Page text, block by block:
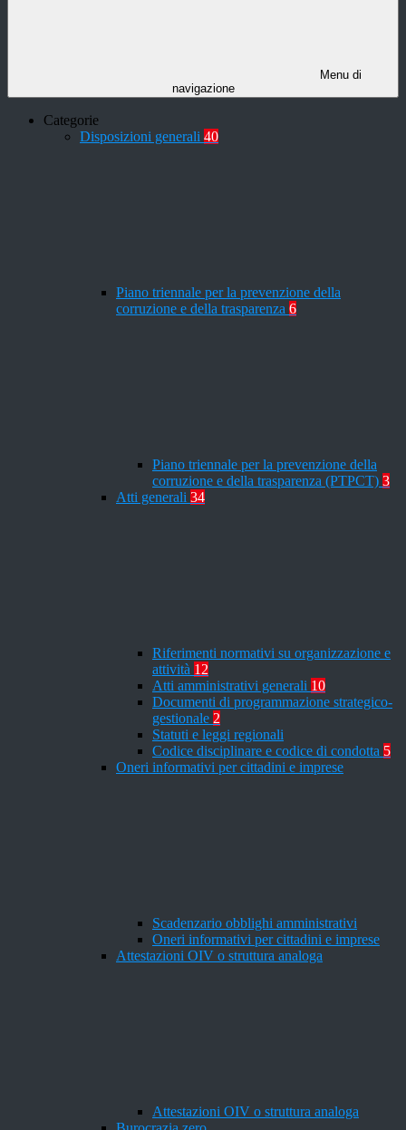
Menu di
navigazione
Categorie
Disposizioni generali 40
Piano triennale per la prevenzione della
corruzione e della trasparenza 6
Piano triennale per la prevenzione della
corruzione e della trasparenza (PTPCT) 3
Atti generali 34
Riferimenti normativi su organizzazione e
attività 12
Atti amministrativi generali 10
Documenti di programmazione strategico-
gestionale 2
Statuti e leggi regionali
Codice disciplinare e codice di condotta 5
Oneri informativi per cittadini e imprese
Scadenzario obblighi amministrativi
Oneri informativi per cittadini e imprese
Attestazioni OIV o struttura analoga
Attestazioni OIV o struttura analoga